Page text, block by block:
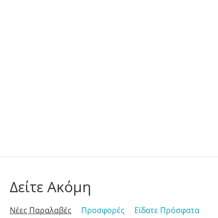
Δείτε Ακόμη
Νέες Παραλαβές Προσφορές Εϊδατε Πρόσφατα